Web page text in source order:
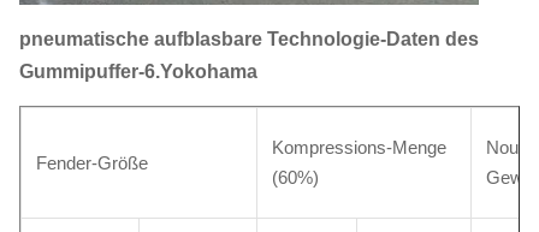
pneumatische aufblasbare Technologie-Daten des
Gummipuffer-6.Yokohama
Fender-Größe
Kompressions-Menge
(60%)